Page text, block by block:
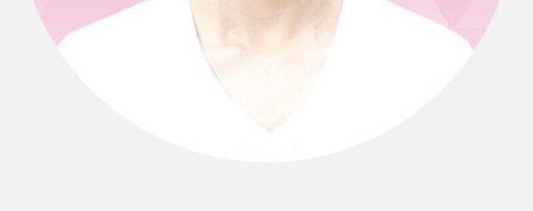
Аюулгүй гоо сайхны мэс засал